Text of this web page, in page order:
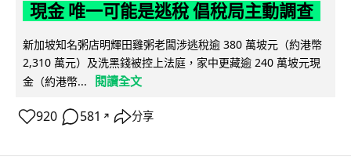
現金 唯一可能是逃稅 倡稅局主動調查
新加坡知名粥店明輝田雞粥老闆涉逃稅逾 380 萬坡元（約港幣
2,310 萬元）及洗黑錢被控上法庭，家中更藏逾 240 萬坡元現
金（約港幣...
閱讀全文
920 581 ↗ 分享